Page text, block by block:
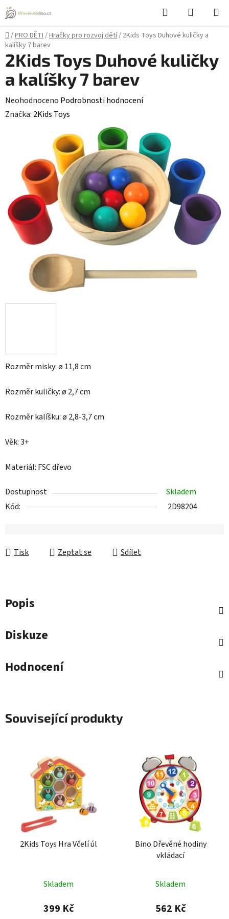
Přejít
na
obsah
Hledat
KOŠÍK
Domů
/PRO DĚTI/Hračky pro rozvoj dětí/ 2Kids Toys Duhové kuličky a
kalíšky 7 barev
Rozměr misky: ø 11,8 cm
Rozměr kuličky: ø 2,7 cm
Rozměr kalíšku: ø 2,8-3,7 cm
Věk: 3+
Materiál: FSC dřevo
Dostupnost
Skladem
Kód:
2D98204
Tisk Zeptat se Sdílet
2Kids Toys Duhové kuličky
a kalíšky 7 barev
Průměrné
hodnocení
hvězdiček.
Neohodnoceno Podrobnosti hodnocení
Značka: 2Kids Toys
Popis
Diskuze
Hodnocení
Související produkty
2Kids Toys Hra Včelí úl
hodnocení
produktu
Skladem
399 Kč
Bino Dřevěné hodiny
vkládací
Skladem
562 Kč